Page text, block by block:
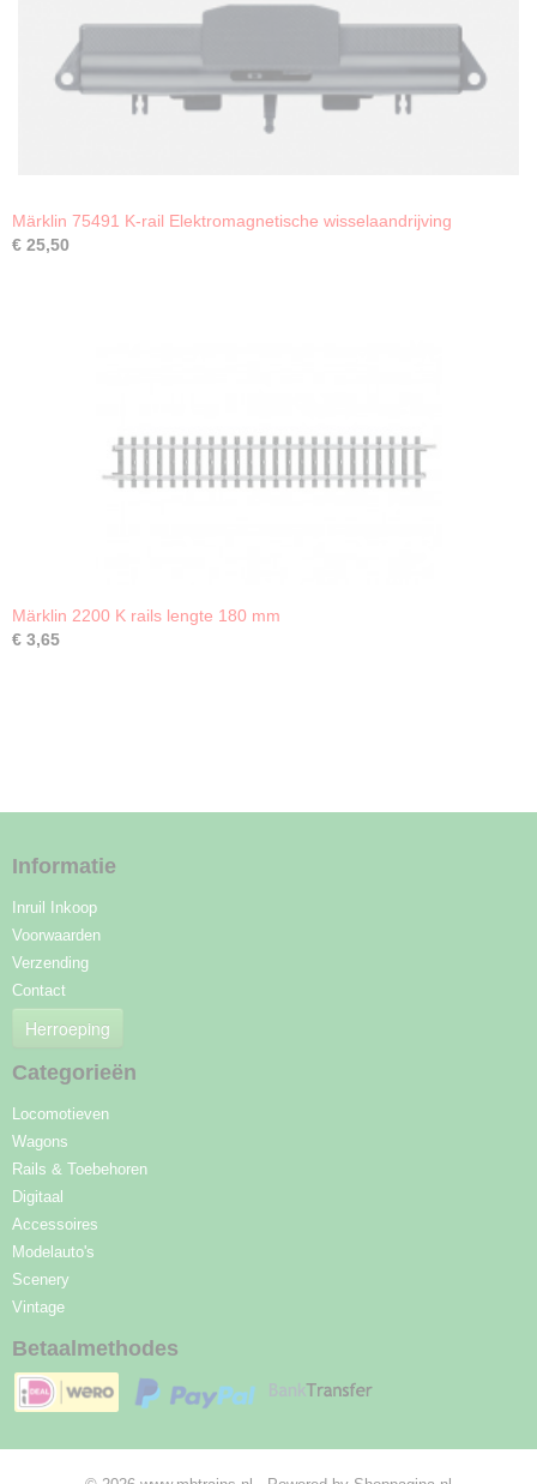
Märklin 75491 K-rail Elektromagnetische wisselaandrijving
€ 25,50
Märklin 2200 K rails lengte 180 mm
€ 3,65
Informatie
Inruil Inkoop
Voorwaarden
Verzending
Contact
Herroeping
Categorieën
Locomotieven
Wagons
Rails & Toebehoren
Digitaal
Accessoires
Modelauto's
Scenery
Vintage
Betaalmethodes